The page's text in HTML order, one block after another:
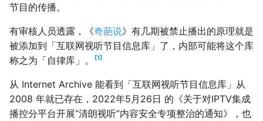
节目的传播。
有审核人员透露，《奇葩说》有几期被禁止播出的原理就是
被添加到「互联网视听节目信息库」了，内部可能将这个库
称之为「自律库」。
1
从 Internet Archive 能看到「互联网视听节目信息库」从
2008 年就已存在，2022年5月26日 的《关于对IPTV集成
播控分平台开展“清朗视听”内容安全专项整治的通知》，也